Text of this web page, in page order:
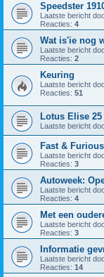
Speedster
Laatste bericht
Reacties: 4
Wat is'ie nog
Laatste bericht
Reacties: 2
Keuring
Laatste bericht
Reacties: 51
Lotus Elise 25
Laatste bericht
Fast &
Laatste bericht
Reacties: 3
Autoweek:
Laatste bericht
Reacties: 4
Met een
Laatste bericht
Reacties: 3
Informatie
Laatste bericht
Reacties: 14